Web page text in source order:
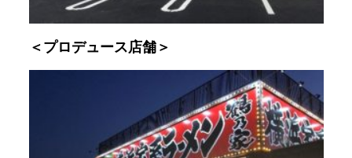
＜プロデュース店舗＞